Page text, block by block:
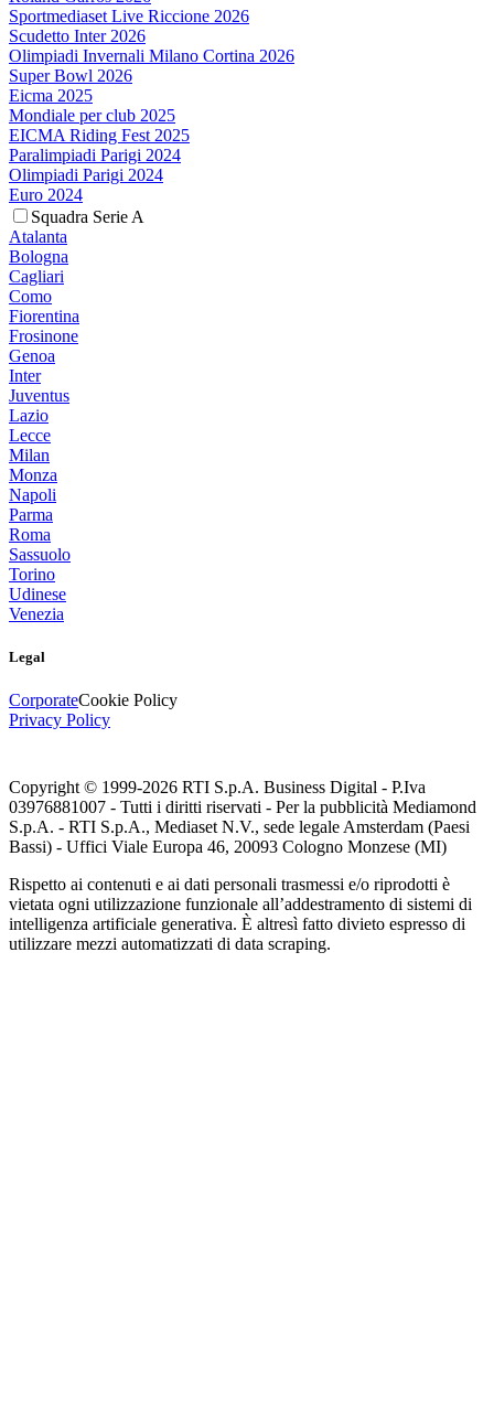
Sportmediaset Live Riccione 2026
Scudetto Inter 2026
Olimpiadi Invernali Milano Cortina 2026
Super Bowl 2026
Eicma 2025
Mondiale per club 2025
EICMA Riding Fest 2025
Paralimpiadi Parigi 2024
Olimpiadi Parigi 2024
Euro 2024
Squadra Serie A
Atalanta
Bologna
Cagliari
Como
Fiorentina
Frosinone
Genoa
Inter
Juventus
Lazio
Lecce
Milan
Monza
Napoli
Parma
Roma
Sassuolo
Torino
Udinese
Venezia
Legal
CorporateCookie Policy
Privacy Policy
Copyright © 1999-2026 RTI S.p.A. Business Digital - P.Iva
03976881007 - Tutti i diritti riservati - Per la pubblicità Mediamond
S.p.A. - RTI S.p.A., Mediaset N.V., sede legale Amsterdam (Paesi
Bassi) - Uffici Viale Europa 46, 20093 Cologno Monzese (MI)
Rispetto ai contenuti e ai dati personali trasmessi e/o riprodotti è
vietata ogni utilizzazione funzionale all’addestramento di sistemi di
intelligenza artificiale generativa. È altresì fatto divieto espresso di
utilizzare mezzi automatizzati di data scraping.